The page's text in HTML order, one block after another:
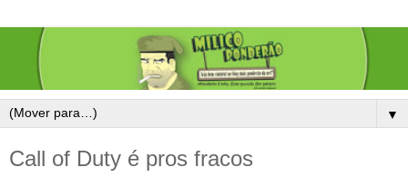
▼
Call of Duty é pros fracos